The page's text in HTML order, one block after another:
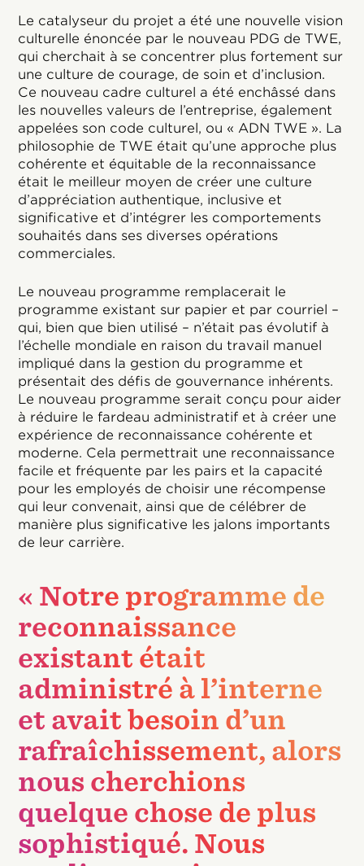
Le catalyseur du projet a été une nouvelle vision
culturelle énoncée par le nouveau PDG de TWE,
qui cherchait à se concentrer plus fortement sur
une culture de courage, de soin et d’inclusion.
Ce nouveau cadre culturel a été enchâssé dans
les nouvelles valeurs de l’entreprise, également
appelées son code culturel, ou « ADN TWE ». La
philosophie de TWE était qu’une approche plus
cohérente et équitable de la reconnaissance
était le meilleur moyen de créer une culture
d’appréciation authentique, inclusive et
significative et d’intégrer les comportements
souhaités dans ses diverses opérations
commerciales.
Le nouveau programme remplacerait le
programme existant sur papier et par courriel –
qui, bien que bien utilisé – n’était pas évolutif à
l’échelle mondiale en raison du travail manuel
impliqué dans la gestion du programme et
présentait des défis de gouvernance inhérents.
Le nouveau programme serait conçu pour aider
à réduire le fardeau administratif et à créer une
expérience de reconnaissance cohérente et
moderne. Cela permettrait une reconnaissance
facile et fréquente par les pairs et la capacité
pour les employés de choisir une récompense
qui leur convenait, ainsi que de célébrer de
manière plus significative les jalons importants
de leur carrière.
« Notre programme de
reconnaissance
existant était
administré à l’interne
et avait besoin d’un
rafraîchissement, alors
nous cherchions
quelque chose de plus
sophistiqué. Nous